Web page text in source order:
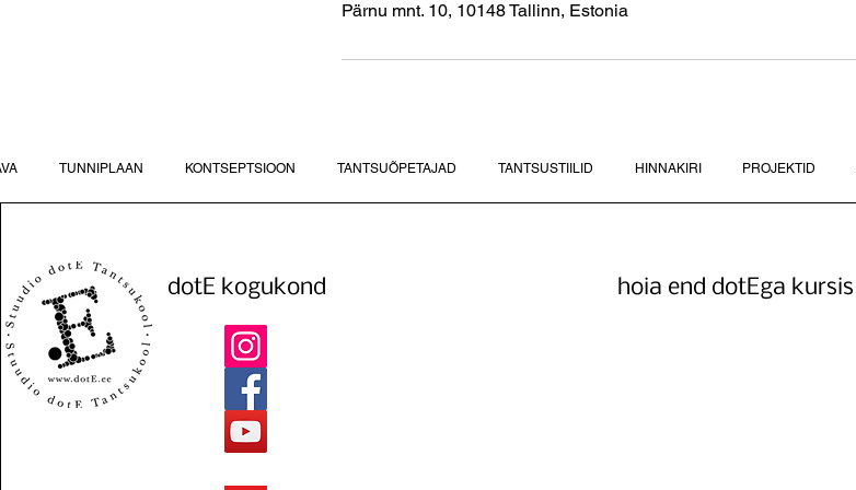
Pärnu mnt. 10, 10148 Tallinn, Estonia
TUNNIPLAAN KONTSEPTSIOON TANTSUÕPETAJAD TANTSUSTIILID HINNAKIRI PROJEKTID
dotE kogukond hoia end dotEga kursis